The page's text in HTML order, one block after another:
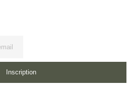
Inscription